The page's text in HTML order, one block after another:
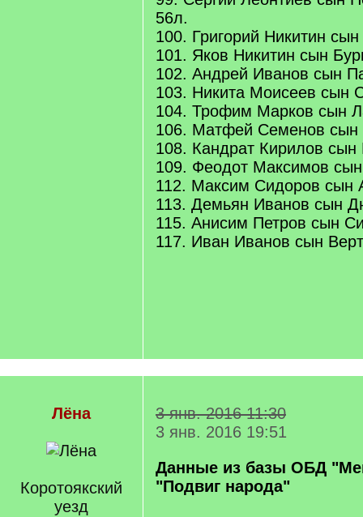
56л.
100. Григорий Никитин сын
101. Яков Никитин сын
102. Андрей Иванов сын
103. Никита Моисеев сын
104. Трофим Марков сын
106. Матфей Семенов сын
108. Кандрат Кирилов
109. Феодот Максимов сын
112. Максим Сидоров сын
113. Демьян Иванов сын
115. Анисим Петров сын
117. Иван Иванов сын
Лёна
Коротоякский
уезд
3 янв. 2016 11:30
3 янв. 2016 19:51
Данные из базы ОБД
"Подвиг народа"